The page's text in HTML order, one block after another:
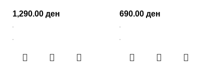
1,290.00 ден 690.00 ден